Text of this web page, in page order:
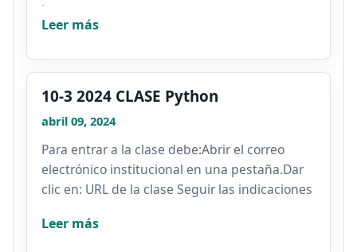
las...
Leer más
10-3 2024 CLASE Python
abril 09, 2024
Para entrar a la clase debe:Abrir el correo
electrónico institucional en una pestaña.Dar
clic en: URL de la clase Seguir las indicaciones
Leer más